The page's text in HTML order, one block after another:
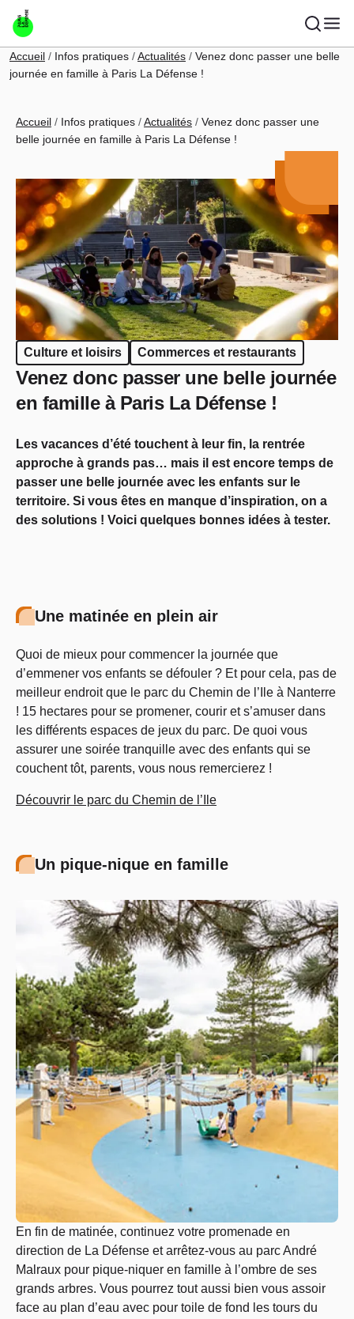
Aller au contenu principal
Fil d'Ariane
Accueil Infos pratiques Actualités
Venez donc passer une belle
journée en famille à Paris La Défense !
Fil d'Ariane
Accueil Infos pratiques Actualités
Venez donc passer une
belle journée en famille à Paris La Défense !
Culture et loisirs Commerces et restaurants
Venez donc passer une belle journée
en famille à Paris La Défense !
Les vacances d’été touchent à leur fin, la rentrée
approche à grands pas… mais il est encore temps de
passer une belle journée avec les enfants sur le
territoire. Si vous êtes en manque d’inspiration, on a
des solutions ! Voici quelques bonnes idées à tester.
Une matinée en plein air
Quoi de mieux pour commencer la journée que
d’emmener vos enfants se défouler ? Et pour cela, pas de
meilleur endroit que le parc du Chemin de l’Ile à Nanterre
! 15 hectares pour se promener, courir et s’amuser dans
les différents espaces de jeux du parc. De quoi vous
assurer une soirée tranquille avec des enfants qui se
couchent tôt, parents, vous nous remercierez !
Découvrir le parc du Chemin de l’Ile
Un pique-nique en famille
En fin de matinée, continuez votre promenade en
direction de La Défense et arrêtez-vous au parc André
Malraux pour pique-niquer en famille à l’ombre de ses
grands arbres. Vous pourrez tout aussi bien vous assoir
face au plan d’eau avec pour toile de fond les tours du